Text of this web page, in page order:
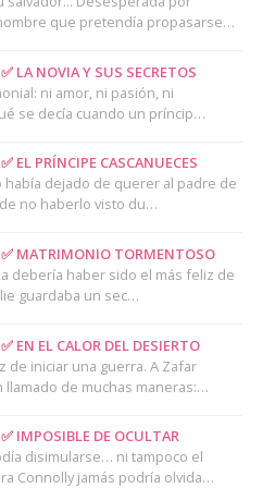
que pretendía propasarse…
LA NOVIA Y SUS SECRETOS
ni amor, ni pasión, ni
se decía cuando un príncip…
EL PRÍNCIPE CASCANUECES
había dejado de querer al padre de
no haberlo visto du…
MATRIMONIO TORMENTOSO
debería haber sido el más feliz de
guardaba un sec…
EN EL CALOR DEL DESIERTO
de iniciar una guerra. A Zafar
llamado de muchas maneras:…
IMPOSIBLE DE OCULTAR
disimularse… ni tampoco el
Connolly jamás podría olvida…